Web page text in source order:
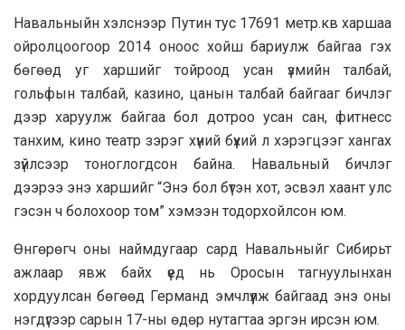
Навальныйн хэлснээр Путин тус 17691 метр.кв харшаа
ойролцоогоор 2014 оноос хойш бариулж байгаа гэх
бөгөөд уг харшийг тойроод усан үзмийн талбай,
гольфын талбай, казино, цанын талбай байгааг бичлэг
дээр харуулж байгаа бол дотроо усан сан, фитнесс
танхим, кино театр зэрэг хүний бүхий л хэрэгцээг хангах
зүйлсээр тоноглогдсон байна. Навальный бичлэг
дээрээ энэ харшийг “Энэ бол бүтэн хот, эсвэл хаант улс
гэсэн ч болохоор том” хэмээн тодорхойлсон юм.
Өнгөрөгч оны наймдугаар сард Навальныйг Сибирьт
ажлаар явж байх үед нь Оросын тагнуулынхан
хордуулсан бөгөөд Германд эмчлүүлж байгаад энэ оны
нэгдүгээр сарын 17-ны өдөр нутагтаа эргэн ирсэн юм.